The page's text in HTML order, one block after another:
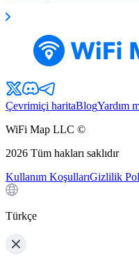
Çevrimiçi haritaBlogYardım
WiFi Map LLC ©
2026 Tüm hakları saklıdır
Kullanım KoşullarıGizlilik
Türkçe